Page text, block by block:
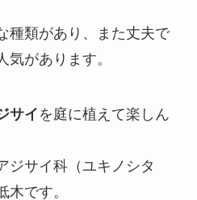
種類があり、また丈夫で
があります。
サイ を庭に植えて楽しん
ジサイ科（ユキノシタ
です。